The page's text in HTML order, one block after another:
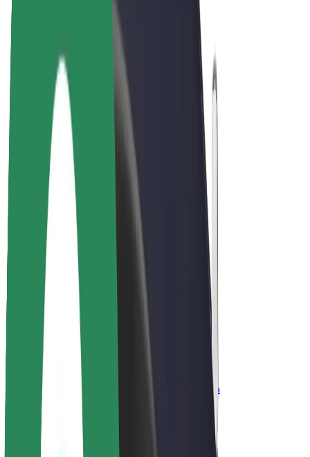
კურიერის შემოსავლები
Bolt Food პარტნიორები
ავტოპარკები
ფრენჩაიზი
კომპანია
ვაკანსიები
Bolt-ის შესახებ
Bolt და ეკომეგობრულობა
ნულოვანი პროექტი
ბლოგი
სიახლეები
ბრენდის გზამკვლევი
მისია
ინვესტორებთან ურთიერთობა
ბრენდი